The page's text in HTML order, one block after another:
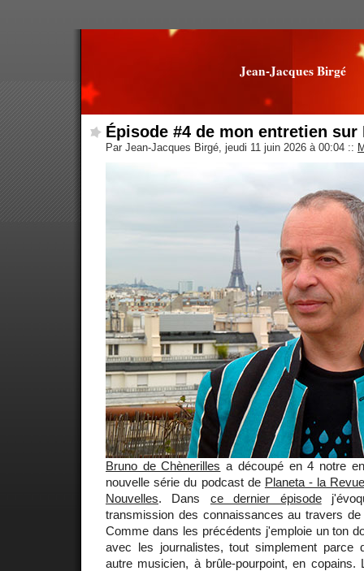
Jean-Jacques Birgé
Épisode #4 de mon entretien sur
Par Jean-Jacques Birgé, jeudi 11 juin 2026 à 00:04 ::
Bruno de Chènerilles a découpé en 4 notre
nouvelle série du podcast de Planeta - la
Nouvelles. Dans ce dernier épisode
transmission des connaissances au travers
Comme dans les précédents j'emploie un ton
avec les journalistes, tout simplement parce
autre musicien, à brûle-pourpoint, en copains.